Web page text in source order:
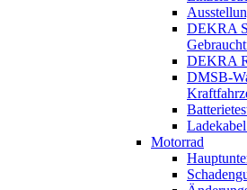
DEKRA
DEKRA
DMSB-
Motorrad